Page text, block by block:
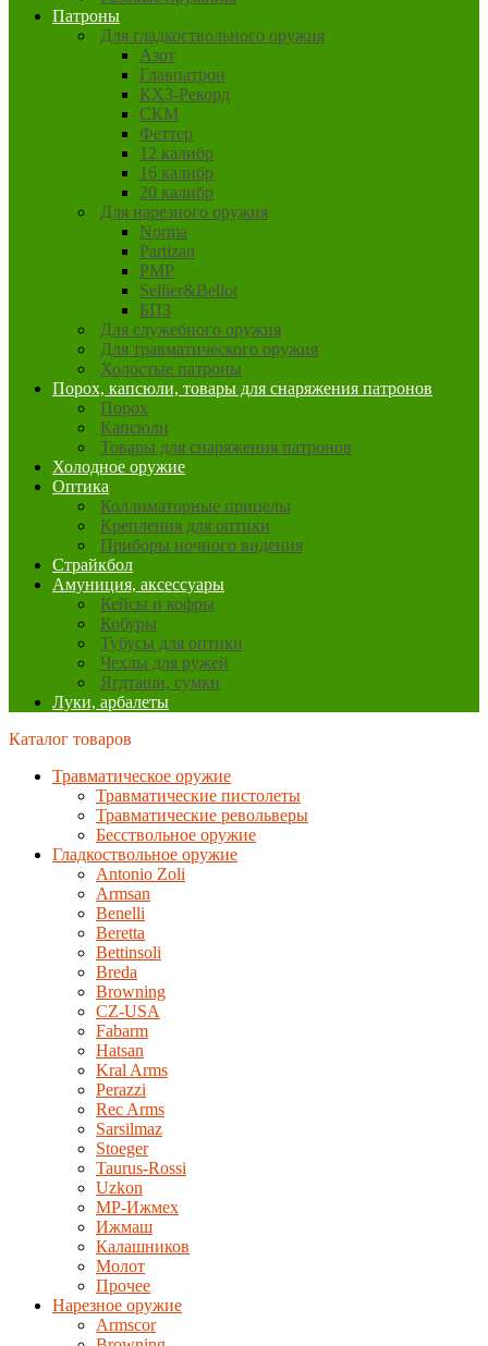
Патроны
Для гладкоствольного оружия
Азот
Главпатрон
КХЗ-Рекорд
СКМ
Феттер
12 калибр
16 калибр
20 калибр
Для нарезного оружия
Norma
Partizan
PMP
Sellier&Bellot
БПЗ
Для служебного оружия
Для травматического оружия
Холостые патроны
Порох, капсюли, товары для снаряжения патронов
Порох
Капсюли
Товары для снаряжения патронов
Холодное оружие
Оптика
Коллиматорные прицелы
Крепления для оптики
Приборы ночного видения
Страйкбол
Амуниция, аксессуары
Кейсы и кофры
Кобуры
Тубусы для оптики
Чехлы для ружей
Ягдташи, сумки
Луки, арбалеты
Каталог товаров
Травматическое оружие
Травматические пистолеты
Травматические револьверы
Бесствольное оружие
Гладкоствольное оружие
Antonio Zoli
Armsan
Benelli
Beretta
Bettinsoli
Breda
Browning
CZ-USA
Fabarm
Hatsan
Kral Arms
Perazzi
Rec Arms
Sarsilmaz
Stoeger
Taurus-Rossi
Uzkon
MP-Ижмех
Ижмаш
Калашников
Молот
Прочее
Нарезное оружие
Armscor